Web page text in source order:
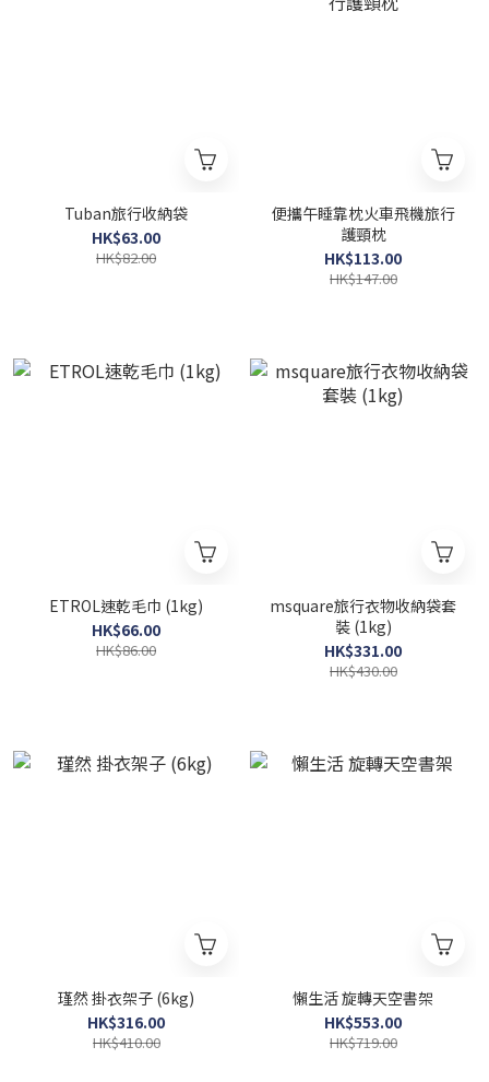
Tuban旅行收納袋
HK$63.00
HK$82.00
便攜午睡靠枕火車飛機旅行
護頸枕
HK$113.00
HK$147.00
ETROL速乾毛巾 (1kg)
HK$66.00
HK$86.00
msquare旅行衣物收納袋套
裝 (1kg)
HK$331.00
HK$430.00
瑾然 掛衣架子 (6kg)
HK$316.00
HK$410.00
懶生活 旋轉天空書架
HK$553.00
HK$719.00